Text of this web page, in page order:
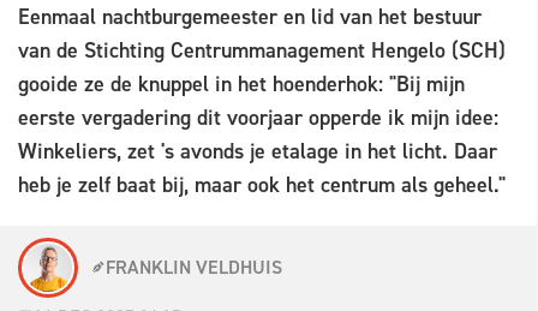
Eenmaal nachtburgemeester en lid van het bestuur
van de Stichting Centrummanagement Hengelo (SCH)
gooide ze de knuppel in het hoenderhok: "Bij mijn
eerste vergadering dit voorjaar opperde ik mijn idee:
Winkeliers, zet 's avonds je etalage in het licht. Daar
heb je zelf baat bij, maar ook het centrum als geheel."
FRANKLIN VELDHUIS